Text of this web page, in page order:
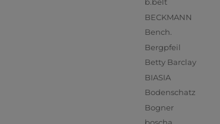
BECKMANN
Bench.
Bergpfeil
Betty Barclay
BIASIA
Bodenschatz
Bogner